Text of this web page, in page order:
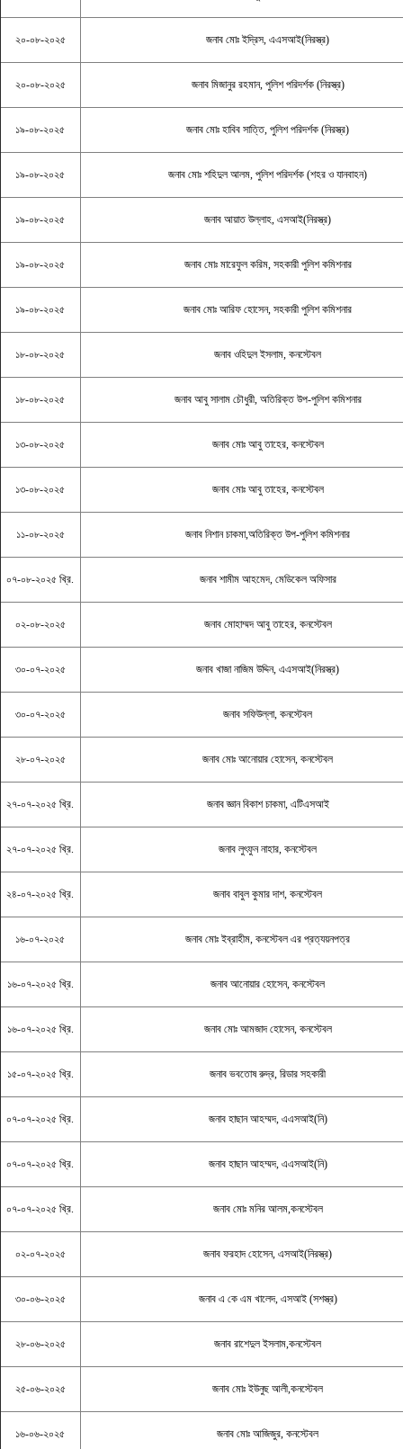
২০-০৮-২০২৫ জনাব মোঃ ইদ্রিস, এএসআই(নিরস্ত্র)
২০-০৮-২০২৫ জনাব মিজানুর রহমান, পুলিশ পরিদর্শক (নিরস্ত্র)
১৯-০৮-২০২৫ জনাব মোঃ হাবিব সাত্তি, পুলিশ পরিদর্শক (নিরস্ত্র)
১৯-০৮-২০২৫ জনাব মোঃ শহিদুল আলম, পুলিশ পরিদর্শক (শহর ও যানবাহন)
১৯-০৮-২০২৫ জনাব আয়াত উল্লাহ, এসআই(নিরস্ত্র)
১৯-০৮-২০২৫ জনাব মোঃ মারেফুল করিম, সহকারী পুলিশ কমিশনার
১৯-০৮-২০২৫ জনাব মোঃ আরিফ হোসেন, সহকারী পুলিশ কমিশনার
১৮-০৮-২০২৫ জনাব ওহিদুল ইসলাম, কনস্টেবল
১৮-০৮-২০২৫ জনাব আবু সালাম চৌধুরী, অতিরিক্ত উপ-পুলিশ কমিশনার
১৩-০৮-২০২৫ জনাব মোঃ আবু তাহের, কনস্টেবল
১৩-০৮-২০২৫ জনাব মোঃ আবু তাহের, কনস্টেবল
১১-০৮-২০২৫ জনাব নিশান চাকমা,অতিরিক্ত উপ-পুলিশ কমিশনার
০৭-০৮-২০২৫ খ্রি. জনাব শামীম আহমেদ, মেডিকেল অফিসার
০২-০৮-২০২৫ জনাব মোহাম্মদ আবু তাহের, কনস্টেবল
৩০-০৭-২০২৫ জনাব খাজা নাজিম উদ্দিন, এএসআই(নিরস্ত্র)
৩০-০৭-২০২৫ জনাব সফিউল্লা, কনস্টেবল
২৮-০৭-২০২৫ জনাব মোঃ আনোয়ার হোসেন, কনস্টেবল
২৭-০৭-২০২৫ খ্রি. জনাব জ্ঞান বিকাশ চাকমা, এটিএসআই
২৭-০৭-২০২৫ খ্রি. জনাব লুৎফুন নাহার, কনস্টেবল
২৪-০৭-২০২৫ খ্রি. জনাব বাবুল কুমার দাশ, কনস্টেবল
১৬-০৭-২০২৫ জনাব মোঃ ইব্রাহীম, কনস্টেবল এর প্রত্যয়নপত্র
১৬-০৭-২০২৫ খ্রি. জনাব আনোয়ার হোসেন, কনস্টেবল
১৬-০৭-২০২৫ খ্রি. জনাব মোঃ আমজাদ হোসেন, কনস্টেবল
১৫-০৭-২০২৫ খ্রি. জনাব ভবতোষ রুদ্র, রিডার সহকারী
০৭-০৭-২০২৫ খ্রি. জনাব হাছান আহম্মদ, এএসআই(নি)
০৭-০৭-২০২৫ খ্রি. জনাব হাছান আহম্মদ, এএসআই(নি)
০৭-০৭-২০২৫ খ্রি. জনাব মোঃ মনির আলম,কনস্টেবল
০২-০৭-২০২৫ জনাব ফরহাদ হোসেন, এসআই(নিরস্ত্র)
৩০-০৬-২০২৫ জনাব এ কে এম খালেদ, এসআই (সশস্ত্র)
২৮-০৬-২০২৫ জনাব রাশেদুল ইসলাম,কনস্টেবল
২৫-০৬-২০২৫ জনাব মোঃ ইউনুছ আলী,কনস্টেবল
১৬-০৬-২০২৫ জনাব মোঃ আজিজুর, কনস্টেবল